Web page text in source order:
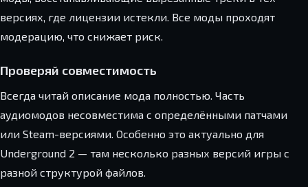
версиях, где лицензии истекли. Все моды проходят
модерацию, что снижает риск.
Проверяй совместимость
Всегда читай описание мода полностью. Часть
аудиомодов несовместима с определёнными патчами
или Steam-версиями. Особенно это актуально для
Underground 2 — там несколько разных версий игры с
разной структурой файлов.